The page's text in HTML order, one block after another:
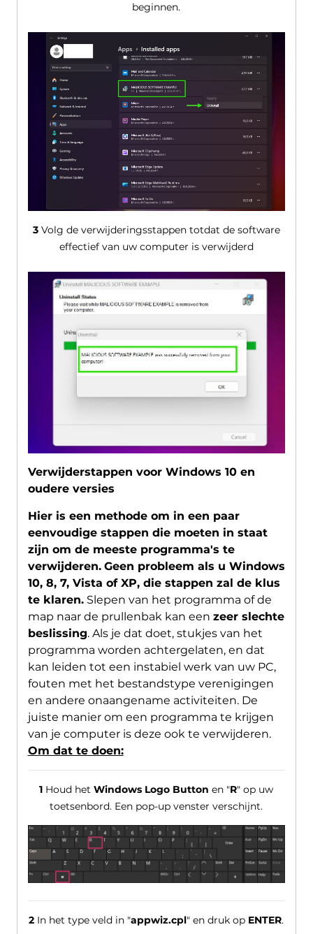
beginnen.
3Volg de verwijderingsstappen totdat de software
effectief van uw computer is verwijderd
Verwijderstappen voor Windows 10 en
oudere versies
Hier is een methode om in een paar
eenvoudige stappen die moeten in staat
zijn om de meeste programma's te
verwijderen. Geen probleem als u Windows
10, 8, 7, Vista of XP, die stappen zal de klus
te klaren.Slepen van het programma of de
map naar de prullenbak kan een zeer slechte
beslissing. Als je dat doet, stukjes van het
programma worden achtergelaten, en dat
kan leiden tot een instabiel werk van uw PC,
fouten met het bestandstype verenigingen
en andere onaangename activiteiten. De
juiste manier om een ​​programma te krijgen
van je computer is deze ook te verwijderen.
Om dat te doen:
1 Houd hetWindows Logo Button en "R" op uw
toetsenbord. Een pop-up venster verschijnt.
2 In het type veld in "appwiz.cpl" en druk op ENTER.